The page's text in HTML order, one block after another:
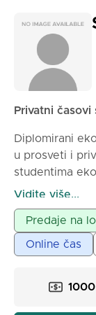
Privatni časovi
Diplomirani
u prosveti i
studentima
Zoom, Meet i sl.
Vidite više...
Predaje na
Online čas